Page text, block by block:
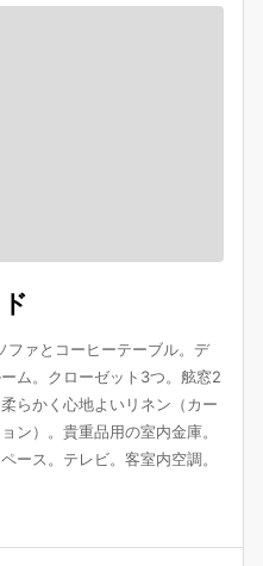
ファとコーヒーテーブル。デ
ム。クローゼット3つ。舷窓2
らかく心地よいリネン（カー
ン）。貴重品用の室内金庫。
ース。テレビ。客室内空調。